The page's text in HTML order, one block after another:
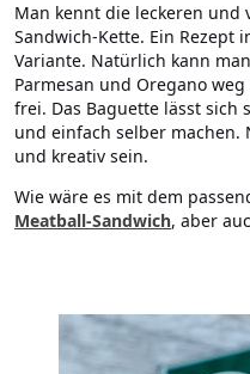
Man kennt die leckeren und
Sandwich-Kette. Ein Rezept
Variante. Natürlich kann
Parmesan und Oregano
frei. Das Baguette lässt sich
und einfach selber machen.
und kreativ sein.
Wie wäre es mit dem
Meatball-Sandwich, aber